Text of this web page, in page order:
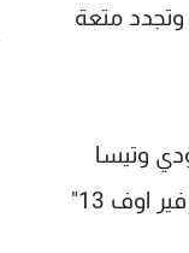
وتجدد متعة
وتيسا
طومسون وباتريك بول، إضافة إلى تزايد المنتجين من المشاهير مثل كيم كارداشيان بمسرحية "ذي فير اوف 13"